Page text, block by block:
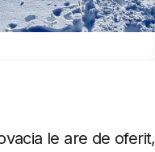
le are de oferit,